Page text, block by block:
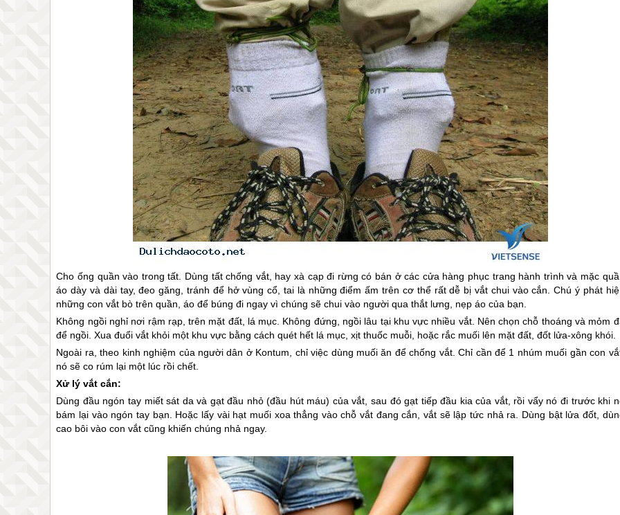
Cho ống quần vào trong tất. Dùng tất chống vắt, hay xà cạp đi rừng có bán ở các cửa hàng phục trang hành trình và mặc
áo dày và dài tay, đeo găng, tránh để hở vùng cổ, tai là những điểm ấm trên cơ thể rất dễ bị vắt chui vào cắn. Chú ý phát
những con vắt bò trên quần, áo để búng đi ngay vì chúng sẽ chui vào người qua thắt lưng, nẹp áo của bạn.
Không ngồi nghỉ nơi rậm rạp, trên mặt đất, lá mục. Không đứng, ngồi lâu tại khu vực nhiều vắt. Nên chọn chỗ thoáng và mỏm
để ngồi. Xua đuổi vắt khỏi một khu vực bằng cách quét hết lá mục, xịt thuốc muỗi, hoặc rắc muối lên mặt đất, đốt lửa-xông khói.
Ngoài ra, theo kinh nghiệm của người dân ở Kontum, chỉ việc dùng muối ăn để chống vắt. Chỉ cần để 1 nhúm muối gần con
nó sẽ co rúm lại một lúc rồi chết.
Xử lý vắt cắn:
Dùng đầu ngón tay miết sát da và gạt đầu nhỏ (đầu hút máu) của vắt, sau đó gạt tiếp đầu kia của vắt, rồi vẩy nó đi trước khi
bám lại vào ngón tay bạn. Hoặc lấy vài hạt muối xoa thẳng vào chỗ vắt đang cắn, vắt sẽ lập tức nhả ra. Dùng bật lửa đốt,
cao bôi vào con vắt cũng khiến chúng nhả ngay.